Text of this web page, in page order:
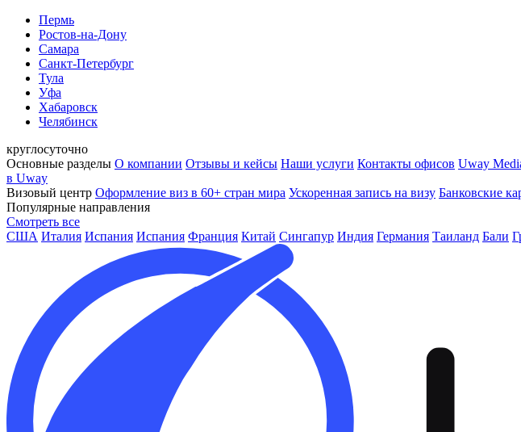
Пермь
Ростов-на-Дону
Самара
Санкт-Петербург
Тула
Уфа
Хабаровск
Челябинск
круглосуточно
Основные разделы О компании Отзывы и кейсы Наши услуги Контакты офисов Uway
в Uway
Визовый центр Оформление виз в 60+ стран мира Ускоренная запись на визу Банковские
Популярные направления
Смотреть все
США Италия Испания Испания Франция Китай Сингапур Индия Германия Таиланд Бали